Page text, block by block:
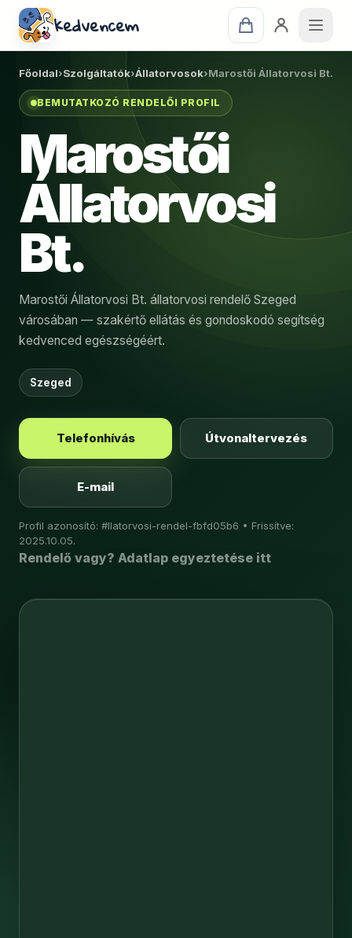
kedvencem
Főoldal›Szolgáltatók›Állatorvosok›Marostői Állatorvosi Bt.
BEMUTATKOZÓ RENDELŐI PROFIL
Marostői
Állatorvosi
Bt.
Marostői Állatorvosi Bt. állatorvosi rendelő Szeged
városában — szakértő ellátás és gondoskodó segítség
kedvenced egészségéért.
Szeged
Telefonhívás Útvonaltervezés
E-mail
Profil azonosító: #llatorvosi-rendel-fbfd05b6 • Frissítve:
2025.10.05.
Rendelő vagy? Adatlap egyeztetése itt